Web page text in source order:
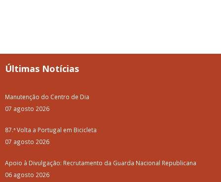
Últimas Notícias
Manutenção do Centro de Dia
07 agosto 2026
87.ª Volta a Portugal em Bicicleta
07 agosto 2026
Apoio à Divulgação: Recrutamento da Guarda Nacional Republicana
06 agosto 2026